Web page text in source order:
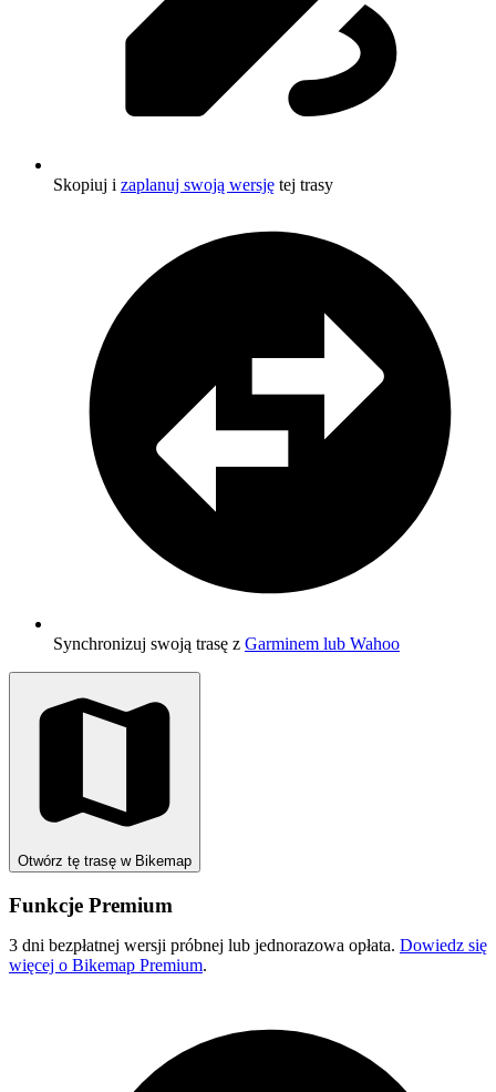
Skopiuj i zaplanuj swoją wersję tej trasy
Synchronizuj swoją trasę z Garminem lub Wahoo
Otwórz tę trasę w Bikemap
Funkcje Premium
3 dni bezpłatnej wersji próbnej lub jednorazowa opłata. Dowiedz się
więcej o Bikemap Premium.